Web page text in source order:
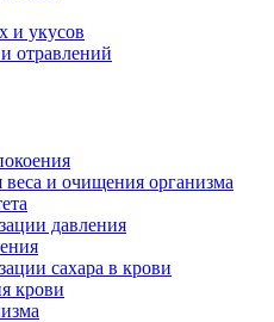
и укусов
отравлений
веса и очищения организма
давления
сахара в крови
крови